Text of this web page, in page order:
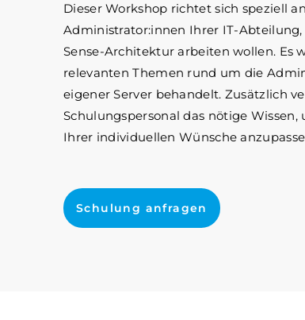
Dieser Workshop richtet sich speziell
Administrator:innen Ihrer IT-
Sense-Architektur arbeiten wollen. Es
relevanten Themen rund um die
eigener Server behandelt. Zusätzlich
Schulungspersonal das nötige
Ihrer individuellen Wünsche
Schulung anfragen